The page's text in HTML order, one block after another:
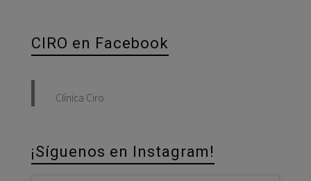
CIRO en Facebook
Clínica Ciro
¡Síguenos en Instagram!